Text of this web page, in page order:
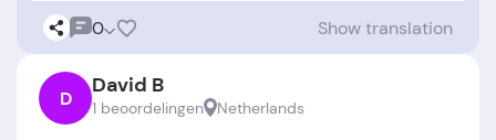
0 Show translation
D David B
1 beoordelingen Netherlands